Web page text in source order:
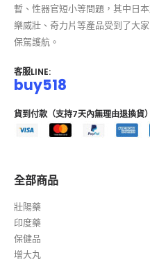
暫、性器官短小等問題，其中日
樂威壯、奇力片等產品受到了大
保駕護航。
客服LINE:
buy518
貨到付款（支持7天內無理由退換貨）
全部商品
壯陽藥
印度藥
保健品
增大丸